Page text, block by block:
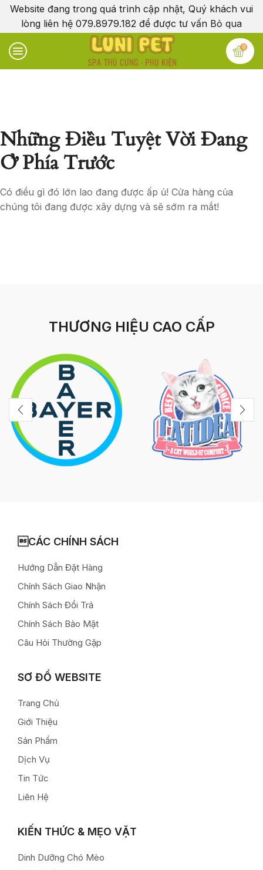
Website đang trong quá trình cập nhật, Quý khách vui
lòng liên hệ 079.8979.182 để được tư vấn Bỏ qua
0
Những Điều Tuyệt Vời Đang
Ở Phía Trước
Có điều gì đó lớn lao đang được ấp ủ! Cửa hàng của
chúng tôi đang được xây dựng và sẽ sớm ra mắt!
THƯƠNG HIỆU CAO CẤP
CÁC CHÍNH SÁCH
Hướng Dẫn Đặt Hàng
Chính Sách Giao Nhận
Chính Sách Đổi Trả
Chính Sách Bảo Mật
Câu Hỏi Thường Gặp
SƠ ĐỒ WEBSITE
Trang Chủ
Giới Thiệu
Sản Phẩm
Dịch Vụ
Tin Tức
Liên Hệ
KIẾN THỨC & MẸO VẶT
Dinh Dưỡng Chó Mèo